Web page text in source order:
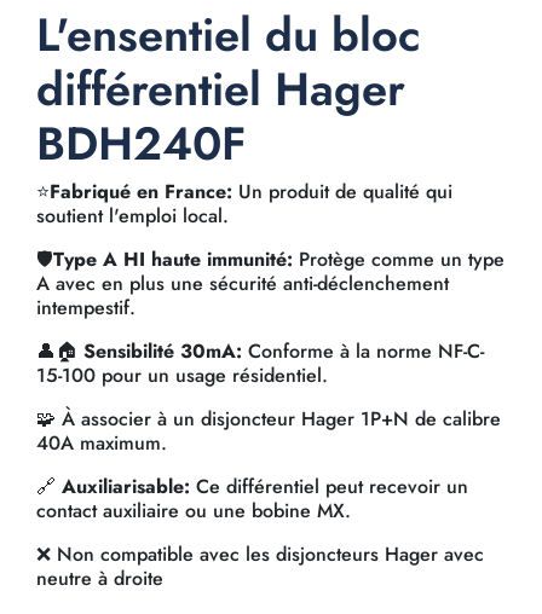
L'ensentiel du bloc
différentiel Hager
BDH240F
⭐Fabriqué en France: Un produit de qualité qui
soutient l'emploi local.
🛡️Type A HI haute immunité: Protège comme un type
A avec en plus une sécurité anti-déclenchement
intempestif.
👤🏠 Sensibilité 30mA: Conforme à la norme NF-C-
15-100 pour un usage résidentiel.
🧩 À associer à un disjoncteur Hager 1P+N de calibre
40A maximum.
🔗 Auxiliarisable: Ce différentiel peut recevoir un
contact auxiliaire ou une bobine MX.
❌ Non compatible avec les disjoncteurs Hager avec
neutre à droite